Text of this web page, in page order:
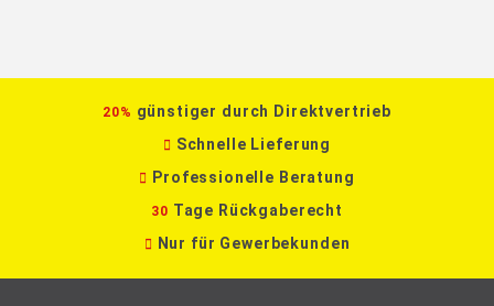
20% günstiger durch Direktvertrieb
Schnelle Lieferung
Professionelle Beratung
30 Tage Rückgaberecht
Nur für Gewerbekunden